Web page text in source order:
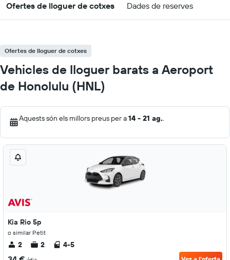
Ofertes de lloguer de cotxes Dades de reserves
Ofertes de lloguer de cotxes
Vehicles de lloguer barats a Aeroport
de Honolulu (HNL)
Aquests són els millors preus per a14 - 21 ag..
Kia Rio 5p
o similar Petit
2 2 4-5